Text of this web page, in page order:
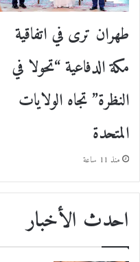
طهران ترى في اتفاقية
مكة الدفاعية “تحولا في
النظرة” تجاه الولايات
المتحدة
منذ 11 ساعة
احدث الأخبار